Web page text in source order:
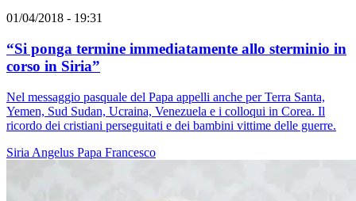
01/04/2018 - 19:31
“Si ponga termine immediatamente allo sterminio in
corso in Siria”
Nel messaggio pasquale del Papa appelli anche per Terra Santa,
Yemen, Sud Sudan, Ucraina, Venezuela e i colloqui in Corea. Il
ricordo dei cristiani perseguitati e dei bambini vittime delle guerre.
Siria Angelus Papa Francesco